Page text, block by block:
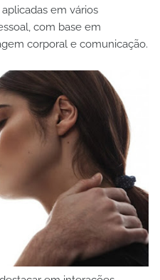
em vários
com base em
corporal e comunicação.